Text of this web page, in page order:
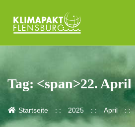
Tag: <span>22. April
Startseite 2025 April